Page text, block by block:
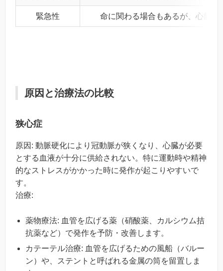
緊急性 命に関わる場合もあるが、心筋梗
原因と治療法の比較
狭心症
原因: 動脈硬化により冠動脈が狭くなり、心臓が必要
とする血液が十分に供給されない。特に運動時や精神
的なストレスがかかった時に発作が起こりやすいで
す。
治療:
薬物療法: 血管を広げる薬（硝酸薬、カルシウム拮
抗薬など）で発作を予防・改善します。
カテーテル治療: 血管を広げるための風船（バルー
ン）や、ステントと呼ばれる金属の筒を留置しま